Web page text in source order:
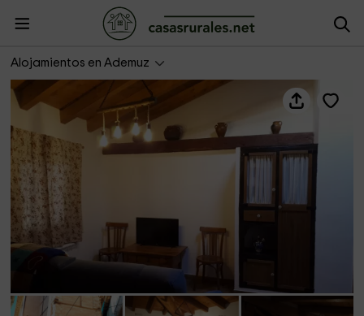
Alojamientos en Ademuz
La Criba- Apartamento El Manzano